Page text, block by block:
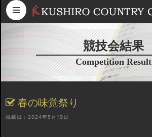
コンテンツへスキップ
競技会結果
Competition Result
春の味覚祭り
掲載日：2024年5月19日